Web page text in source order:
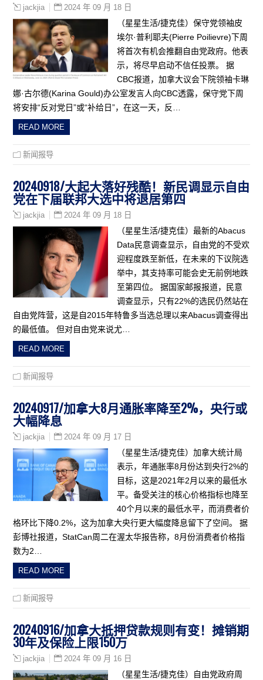
jackjia 2024 年 09 月 18 日
（星星生活/捷克佳）保守党领袖皮
埃尔·普利耶夫(Pierre Poilievre)下周
将首次有机会推翻自由党政府。他表
示，将尽早启动不信任投票。 据
CBC报道，加拿大议会下院领袖卡琳
娜·古尔德(Karina Gould)办公室发言人向CBC透露，保守党下周
将安排“反对党日”或“补给日”，在这一天，反…
READ MORE
新闻报导
20240918/大起大落好残酷！新民调显示自由
党在下届联邦大选中将退居第四
jackjia 2024 年 09 月 18 日
（星星生活/捷克佳）最新的Abacus
Data民意调查显示，自由党的不受欢
迎程度跌至新低，在未来的下议院选
举中，其支持率可能会史无前例地跌
至第四位。 据国家邮报报道，民意
调查显示，只有22%的选民仍然站在
自由党阵营，这是自2015年特鲁多当选总理以来Abacus调查得出
的最低值。 但对自由党来说尤…
READ MORE
新闻报导
20240917/加拿大8月通胀率降至2%，央行或
大幅降息
jackjia 2024 年 09 月 17 日
（星星生活/捷克佳）加拿大统计局
表示，年通胀率8月份达到央行2%的
目标，这是2021年2月以来的最低水
平。备受关注的核心价格指标也降至
40个月以来的最低水平，而消费者价
格环比下降0.2%，这为加拿大央行更大幅度降息留下了空间。 据
彭博社报道，StatCan周二在渥太华报告称，8月份消费者价格指
数为2…
READ MORE
新闻报导
20240916/加拿大抵押贷款规则有变！摊销期
30年及保险上限150万
jackjia 2024 年 09 月 16 日
（星星生活/捷克佳）自由党政府周